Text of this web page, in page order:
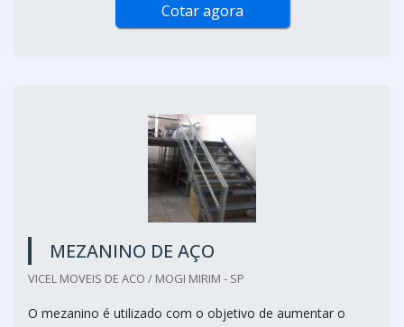
Cotar agora
MEZANINO DE AÇO
VICEL MOVEIS DE ACO / MOGI MIRIM - SP
O mezanino é utilizado com o objetivo de aumentar o